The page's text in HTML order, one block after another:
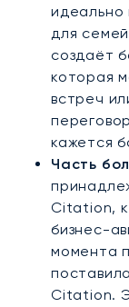
идеально
для
создаёт
которая
встреч
кажется
Часть
Citation,
бизнес-
момента
Citation.